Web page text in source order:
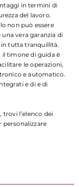
in termini di
del lavoro.
non può essere
vera garanzia di
in tutta tranquillità.
timone di guida è
le operazioni,
e automatico.
e di e di
trovi l’elenco dei
personalizzare